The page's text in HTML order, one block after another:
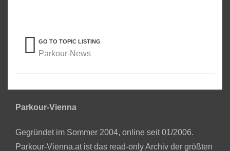
GO TO TOPIC LISTING
Parkour-News
Parkour-Vienna
Gegründet im Sommer 2004, online seit 01/2006.
Parkour-Vienna.at ist das read-only Archiv der größten